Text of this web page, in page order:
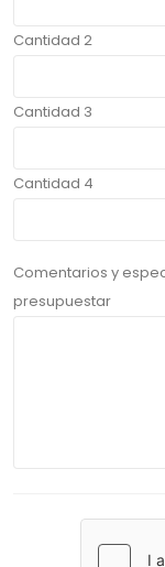
Cantidad 2
Cantidad 3
Cantidad 4
Comentarios y
presupuestar